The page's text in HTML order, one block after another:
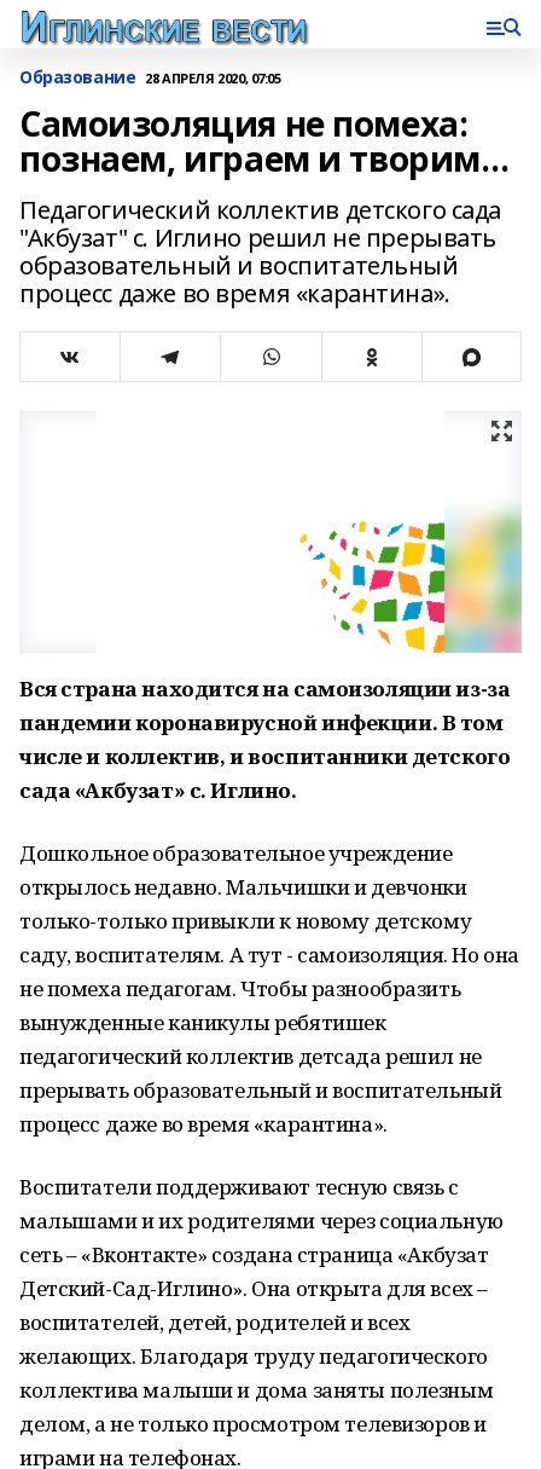
Образование 28 АПРЕЛЯ 2020, 07:05
Самоизоляция не помеха:
познаем, играем и творим…
Педагогический коллектив детского сада
"Акбузат" с. Иглино решил не прерывать
образовательный и воспитательный
процесс даже во время «карантина».
Вся страна находится на самоизоляции из-за
пандемии коронавирусной инфекции. В том
числе и коллектив, и воспитанники детского
сада «Акбузат» с. Иглино.
Дошкольное образовательное учреждение
открылось недавно. Мальчишки и девчонки
только-только привыкли к новому детскому
саду, воспитателям. А тут - самоизоляция. Но она
не помеха педагогам. Чтобы разнообразить
вынужденные каникулы ребятишек
педагогический коллектив детсада решил не
прерывать образовательный и воспитательный
процесс даже во время «карантина».
Воспитатели поддерживают тесную связь с
малышами и их родителями через социальную
сеть – «Вконтакте» создана страница «Акбузат
Детский-Сад-Иглино». Она открыта для всех –
воспитателей, детей, родителей и всех
желающих. Благодаря труду педагогического
коллектива малыши и дома заняты полезным
делом, а не только просмотром телевизоров и
играми на телефонах.